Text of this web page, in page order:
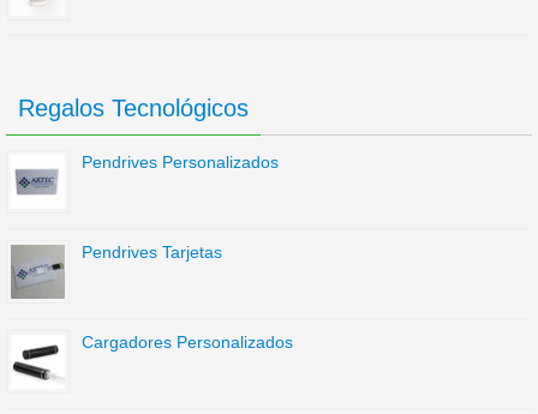
Regalos Tecnológicos
Pendrives Personalizados
Pendrives Tarjetas
Cargadores Personalizados